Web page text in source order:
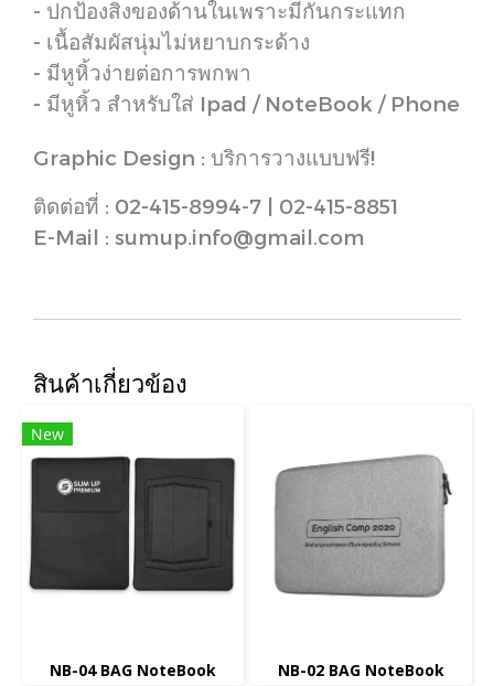
- ปกป้องสิ่งของด้านในเพราะมีกันกระแทก
- เนื้อสัมผัสนุ่มไม่หยาบกระด้าง
- มีหูหิ้วง่ายต่อการพกพา
- มีหูหิ้ว สำหรับใส่ Ipad / NoteBook / Phone
Graphic Design : บริการวางแบบฟรี!
ติดต่อที่ : 02-415-8994-7 | 02-415-8851
E-Mail : sumup.info@gmail.com
สินค้าเกี่ยวข้อง
New
NB-04 BAG NoteBook NB-02 BAG NoteBook